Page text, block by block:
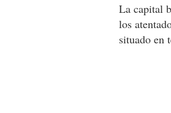
La capital
los
situado en